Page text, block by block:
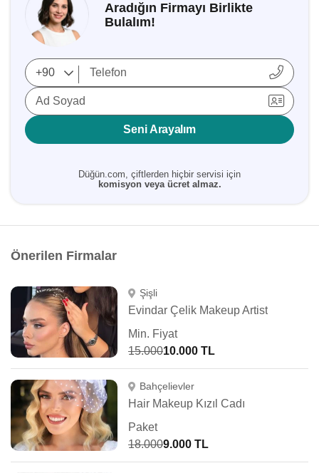
Aradığın Firmayı Birlikte
Bulalım!
Ad Soyad
Seni Arayalım
Düğün.com, çiftlerden hiçbir servisi için
komisyon veya ücret almaz.
Önerilen Firmalar
Şişli
Evindar Çelik Makeup Artist
Min. Fiyat
15.00010.000 TL
Bahçelievler
Hair Makeup Kızıl Cadı
Paket
18.0009.000 TL